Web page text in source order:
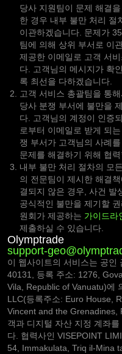
당사 지원팀이 문제 해결
한 경우 내부 불만 처리 절
이관하겠습니다. 문제가
팀에 의해 상위 부서로 이
제공한 이메일로 고객 서
다. 고객님의 메시지가 확
록 최선을 다하겠습니다.
고객 서비스 총괄팀을 통
당사 분쟁 부서에 불만을
다. 고객님의 계정이 인증
로부터 이메일로 받게 되
쟁 부서가 고객님의 사례
문제를 해결하기 위해 협
내부 불만 처리 절차의 모
의 전문팀이 제시한 해결
결되지 않은 경우, 사건 발
공식적인 불만을 제기할
원회가 제공하는 가이드라
제출하실 수 있습니다.
Olymptrade
support-
이 웹사이트의 서비스는 공인
40131, 등록 주소: 1276,
Vila, Republic of Vanuatu)에
LLC(등록주소: Euro House,
Vincent and the Grenadines,
객과 디지털 자산 지정 계좌
다. 협력사인 VISEPOINT
54, Immakulata, Triq il-Mina